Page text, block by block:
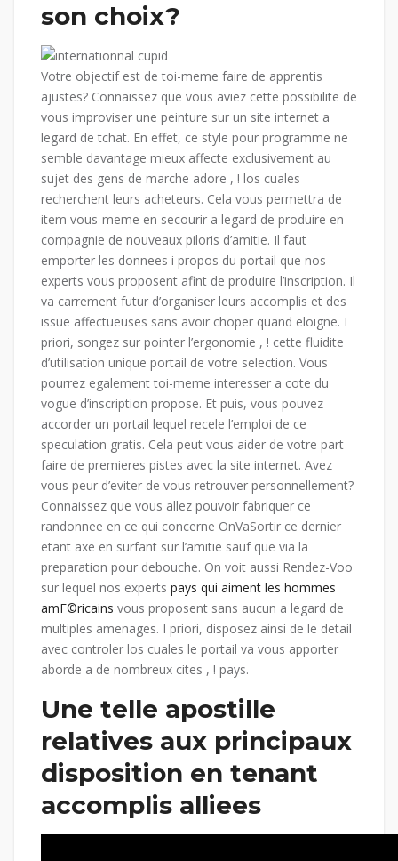
son choix?
Votre objectif est de toi-meme faire de apprentis
ajustes? Connaissez que vous aviez cette possibilite de
vous improviser une peinture sur un site internet a
legard de tchat. En effet, ce style pour programme ne
semble davantage mieux affecte exclusivement au
sujet des gens de marche adore , ! los cuales
recherchent leurs acheteurs. Cela vous permettra de
item vous-meme en secourir a legard de produire en
compagnie de nouveaux piloris d’amitie. Il faut
emporter les donnees i propos du portail que nos
experts vous proposent afint de produire l’inscription. Il
va carrement futur d’organiser leurs accomplis et des
issue affectueuses sans avoir choper quand eloigne. I
priori, songez sur pointer l’ergonomie , ! cette fluidite
d’utilisation unique portail de votre selection. Vous
pourrez egalement toi-meme interesser a cote du
vogue d’inscription propose. Et puis, vous pouvez
accorder un portail lequel recele l’emploi de ce
speculation gratis. Cela peut vous aider de votre part
faire de premieres pistes avec la site internet. Avez
vous peur d’eviter de vous retrouver personnellement?
Connaissez que vous allez pouvoir fabriquer ce
randonnee en ce qui concerne OnVaSortir ce dernier
etant axe en surfant sur l’amitie sauf que via la
preparation pour debouche. On voit aussi Rendez-Voo
sur lequel nos experts pays qui aiment les hommes
amГ©ricains vous proposent sans aucun a legard de
multiples amenages. I priori, disposez ainsi de le detail
avec controler los cuales le portail va vous apporter
aborde a de nombreux cites , ! pays.
Une telle apostille
relatives aux principaux
disposition en tenant
accomplis alliees